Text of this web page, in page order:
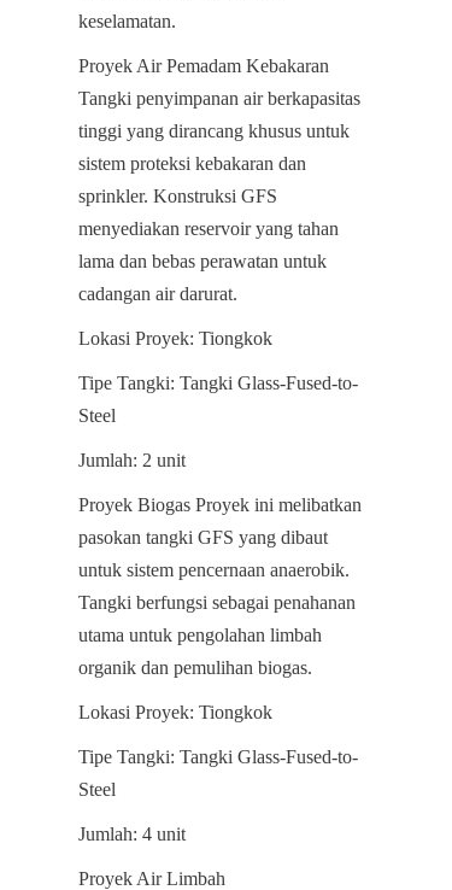
keselamatan.
Proyek Air Pemadam Kebakaran
Tangki penyimpanan air berkapasitas
tinggi yang dirancang khusus untuk
sistem proteksi kebakaran dan
sprinkler. Konstruksi GFS
menyediakan reservoir yang tahan
lama dan bebas perawatan untuk
cadangan air darurat.
Lokasi Proyek: Tiongkok
Tipe Tangki: Tangki Glass-Fused-to-
Steel
Jumlah: 2 unit
Proyek Biogas Proyek ini melibatkan
pasokan tangki GFS yang dibaut
untuk sistem pencernaan anaerobik.
Tangki berfungsi sebagai penahanan
utama untuk pengolahan limbah
organik dan pemulihan biogas.
Lokasi Proyek: Tiongkok
Tipe Tangki: Tangki Glass-Fused-to-
Steel
Jumlah: 4 unit
Proyek Air Limbah